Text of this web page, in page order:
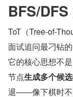
BFS/
ToT（Tree-of-
面试追问最刁钻的
它的核心思想不
节点生成多个候
退——像下棋时不